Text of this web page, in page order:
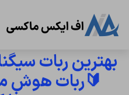
بهترین ربات
🔰ربات هوش